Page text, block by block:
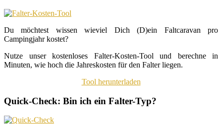
Du möchtest wissen wieviel Dich (D)ein Faltcaravan pro
Campingjahr kostet?
Nutze unser kostenloses Falter-Kosten-Tool und berechne in
Minuten, wie hoch die Jahreskosten für den Falter liegen.
Tool herunterladen
Quick-Check: Bin ich ein Falter-Typ?